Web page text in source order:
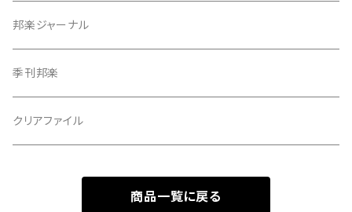
つぼシール
撥皮・撥皮のり
胴板
邦楽ジャーナル
季刊邦楽
クリアファイル
商品一覧に戻る